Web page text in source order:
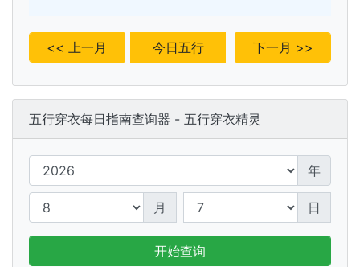
<< 上一月 今日五行 下一月 >>
五行穿衣每日指南查询器 - 五行穿衣精灵
年
月 日
开始查询